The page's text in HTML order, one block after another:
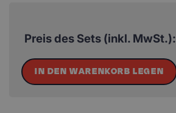
Preis des Sets (inkl. MwSt.):
IN DEN WARENKORB LEGEN